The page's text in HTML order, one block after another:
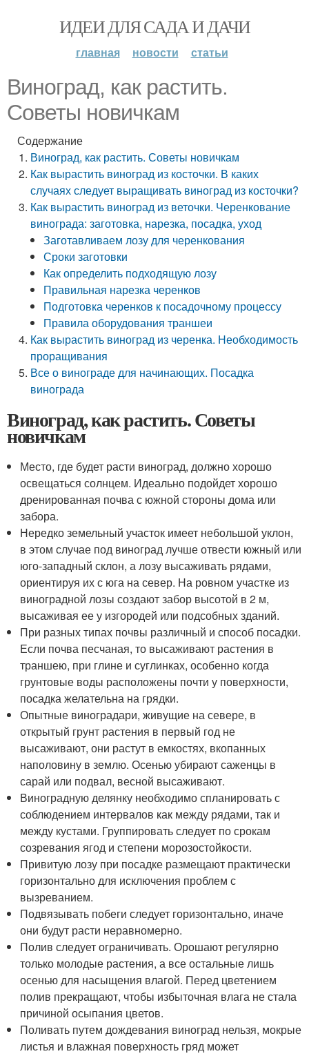
ИДЕИ ДЛЯ САДА И ДАЧИ
главная новости статьи
Виноград, как растить.
Советы новичкам
Содержание
Виноград, как растить. Советы новичкам
Как вырастить виноград из косточки. В каких
случаях следует выращивать виноград из косточки?
Как вырастить виноград из веточки. Черенкование
винограда: заготовка, нарезка, посадка, уход
Заготавливаем лозу для черенкования
Сроки заготовки
Как определить подходящую лозу
Правильная нарезка черенков
Подготовка черенков к посадочному процессу
Правила оборудования траншеи
Как вырастить виноград из черенка. Необходимость
проращивания
Все о винограде для начинающих. Посадка
винограда
Виноград, как растить. Советы
новичкам
Место, где будет расти виноград, должно хорошо
освещаться солнцем. Идеально подойдет хорошо
дренированная почва с южной стороны дома или
забора.
Нередко земельный участок имеет небольшой уклон,
в этом случае под виноград лучше отвести южный или
юго-западный склон, а лозу высаживать рядами,
ориентируя их с юга на север. На ровном участке из
виноградной лозы создают забор высотой в 2 м,
высаживая ее у изгородей или подсобных зданий.
При разных типах почвы различный и способ посадки.
Если почва песчаная, то высаживают растения в
траншею, при глине и суглинках, особенно когда
грунтовые воды расположены почти у поверхности,
посадка желательна на грядки.
Опытные виноградари, живущие на севере, в
открытый грунт растения в первый год не
высаживают, они растут в емкостях, вкопанных
наполовину в землю. Осенью убирают саженцы в
сарай или подвал, весной высаживают.
Виноградную делянку необходимо спланировать с
соблюдением интервалов как между рядами, так и
между кустами. Группировать следует по срокам
созревания ягод и степени морозостойкости.
Привитую лозу при посадке размещают практически
горизонтально для исключения проблем с
вызреванием.
Подвязывать побеги следует горизонтально, иначе
они будут расти неравномерно.
Полив следует ограничивать. Орошают регулярно
только молодые растения, а все остальные лишь
осенью для насыщения влагой. Перед цветением
полив прекращают, чтобы избыточная влага не стала
причиной осыпания цветов.
Поливать путем дождевания виноград нельзя, мокрые
листья и влажная поверхность гряд может